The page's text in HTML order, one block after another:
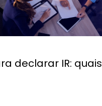
declarar IR: quais